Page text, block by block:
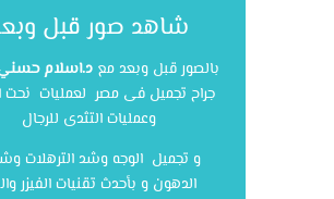
شاهد صور قبل
بالصور قبل وبعد مع د.اسلام
جراح تجميل فى مصر لعمليات نحت
وعمليات التثدى للرجال
و تجميل الوجه وشد الترهلات
الدهون و بأحدث تقنيات الفيزر